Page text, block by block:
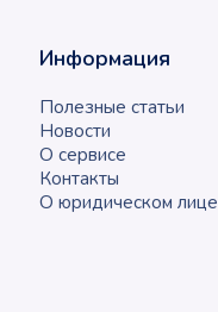
Информация
Полезные статьи
Новости
О сервисе
Контакты
О юридическом лице